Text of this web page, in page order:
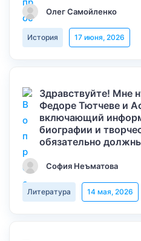
Олег Самойленко
История 17 июня, 2026
Здравствуйте! Мне
Федоре Тютчеве и
включающий
биографии и
обязательно
София Неъматова
Литература 14 мая, 2026